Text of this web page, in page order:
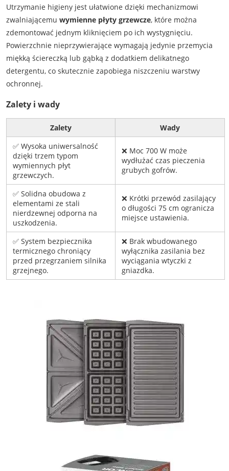
Utrzymanie higieny jest ułatwione dzięki mechanizmowi
zwalniającemu wymienne płyty grzewcze, które można
zdemontować jednym kliknięciem po ich wystygnięciu.
Powierzchnie nieprzywierające wymagają jedynie przemycia
miękką ściereczką lub gąbką z dodatkiem delikatnego
detergentu, co skutecznie zapobiega niszczeniu warstwy
ochronnej.
Zalety i wady
Zalety
Wady
✅ Wysoka uniwersalność
dzięki trzem typom
wymiennych płyt
grzewczych.
❌ Moc 700 W może
wydłużać czas pieczenia
grubych gofrów.
✅ Solidna obudowa z
elementami ze stali
nierdzewnej odporna na
uszkodzenia.
❌ Krótki przewód zasilający
o długości 75 cm ogranicza
miejsce ustawienia.
✅ System bezpiecznika
termicznego chroniący
przed przegrzaniem silnika
grzejnego.
❌ Brak wbudowanego
wyłącznika zasilania bez
wyciągania wtyczki z
gniazdka.